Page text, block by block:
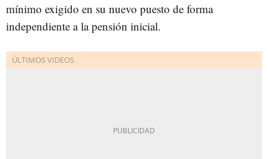
mínimo exigido en su nuevo puesto de forma
independiente a la pensión inicial.